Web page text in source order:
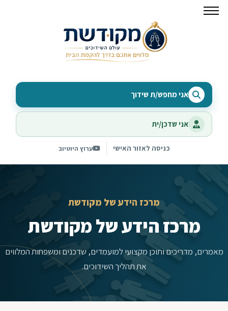
אני מחפש/ת שידוך
אני שדכן/ית
כניסה לאזור האישי ערוץ היוטיוב
מרכז הידע של מקודשת
מרכז הידע של מקודשת
מאמרים, מדריכים ותוכן מקצועי למועמדים, שדכנים ומשפחות המלווים
את תהליך השידוכים.